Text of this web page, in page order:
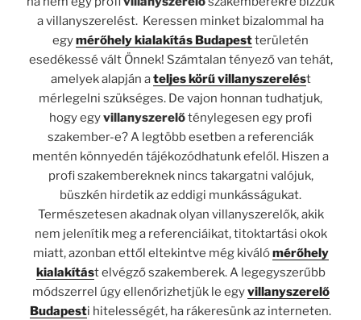
a villanyszerelést. Keressen minket bizalommal ha
egymérőhely kialakítás Budapestterületén
esedékessé vált Önnek! Számtalan tényező van tehát,
amelyek alapján ateljes körű villanyszerelést
mérlegelni szükséges. De vajon honnan tudhatjuk,
hogy egyvillanyszerelőténylegesen egy profi
szakember-e? A legtöbb esetben a referenciák
mentén könnyedén tájékozódhatunk efelől. Hiszen a
profi szakembereknek nincs takargatni valójuk,
büszkén hirdetik az eddigi munkásságukat.
Természetesen akadnak olyan villanyszerelők, akik
nem jelenítik meg a referenciáikat, titoktartási okok
miatt, azonban ettől eltekintve még kiválómérőhely
kialakítást elvégző szakemberek. A legegyszerűbb
módszerrel úgy ellenőrizhetjük le egyvillanyszerelő
Budapesti hitelességét, ha rákeresünk az interneten.